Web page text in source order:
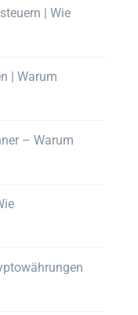
| Wie
| Warum
– Warum